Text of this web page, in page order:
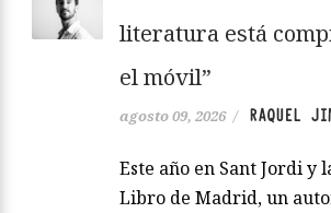
literatura está
el móvil”
agosto 09, 2026 / RAQUEL
Este año en Sant Jordi y
Libro de Madrid, un